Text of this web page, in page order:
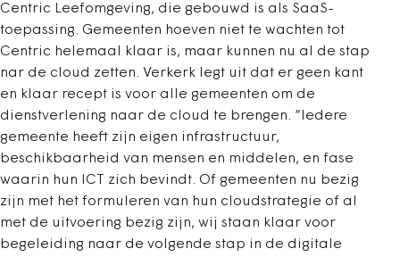
Centric Leefomgeving, die gebouwd is als SaaS-
toepassing. Gemeenten hoeven niet te wachten tot
Centric helemaal klaar is, maar kunnen nu al de stap
nar de cloud zetten. Verkerk legt uit dat er geen kant
en klaar recept is voor alle gemeenten om de
dienstverlening naar de cloud te brengen. “Iedere
gemeente heeft zijn eigen infrastructuur,
beschikbaarheid van mensen en middelen, en fase
waarin hun ICT zich bevindt. Of gemeenten nu bezig
zijn met het formuleren van hun cloudstrategie of al
met de uitvoering bezig zijn, wij staan klaar voor
begeleiding naar de volgende stap in de digitale